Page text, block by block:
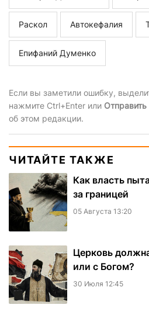
Раскол Автокефалия
Епифаний Думенко
Если вы заметили ошибку,
нажмите Ctrl+Enter или
об этом редакции.
ЧИТАЙТЕ ТАКЖЕ
Как власть
за границей
05 Августа 13:20
Церковь
или с Богом?
30 Июля 12:45